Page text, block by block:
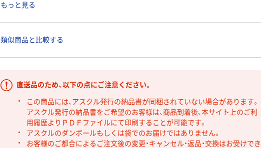
もっと見る
類似商品と比較する
直送品のため、以下の点にご注意ください。
この商品には、アスクル発行の納品書が同梱されていない場合があります。
アスクル発行の納品書をご希望のお客様は、商品到着後、本サイト上のご利
用履歴よりＰＤＦファイルにて印刷することが可能です。
アスクルのダンボールもしくは袋でのお届けではありません。
お客様のご都合によるご注文後の変更・キャンセル・返品・交換はお受けでき